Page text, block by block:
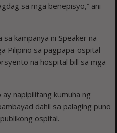
sa mga benepisyo,” ani
kampanya ni Speaker na
Pilipino sa pagpapa-ospital
na hospital bill sa mga
napipilitang kumuha ng
dahil sa palaging puno
ospital.